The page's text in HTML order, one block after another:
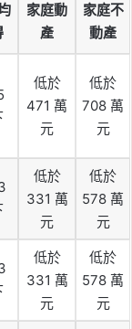
家庭動
產
家庭不
動產
低於
471 萬
元
低於
708 萬
元
低於
331 萬
元
低於
578 萬
元
低於
331 萬
元
低於
578 萬
元